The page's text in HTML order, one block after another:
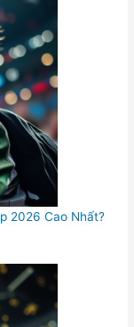
2026 Cao Nhất?